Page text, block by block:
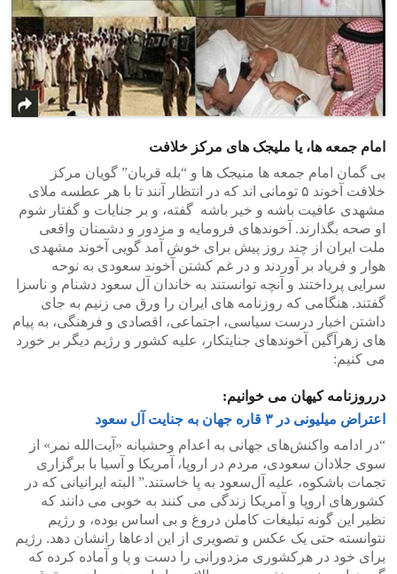
امام جمعه ها، یا ملیجک های مرکز خلافت
بی گمان امام جمعه ها منیجک ها و “بله قربان” گویان مرکز
خلافت آخوند ۵ تومانی اند که در انتظار آنند تا با هر عطسه ملای
مشهدی عافیت باشه و خیر باشه گفته، و بر جنایات و گفتار شوم
او صحه بگذارند. آخوندهای فرومایه و مزدور و دشمنان واقعی
ملت ایران از چند روز پیش برای خوش آمد گویی آخوند مشهدی
هوار و فریاد بر آوردند و در غم کشتن آخوند سعودی به نوحه
سرایی پرداختند و آنچه توانستند به خاندان آل سعود دشنام و ناسزا
گفتند. هنگامی که روزنامه های ایران را ورق می زنیم به جای
داشتن اخبار درست سیاسی، اجتماعی، اقصادی و فرهنگی، به پیام
های زهرآگین آخوندهای جنایتکار، علیه کشور و رژیم دیگر بر خورد
می کنیم:
درروزنامه کیهان می خوانیم:
اعتراض میلیونی در ۳ قاره جهان به جنایت آل سعود
“در ادامه واکنش‌های جهانی به اعدام وحشیانه «آیت‌الله نمر» از
سوی جلادان سعودی، مردم در اروپا، آمریکا و آسیا با برگزاری
تجمات باشکوه، علیه آل‌سعود به پا خاستند.” البته ایرانیانی که در
کشورهای اروپا و آمریکا زندگی می کنند به خوبی می دانند که
نظیر این گونه تبلیغات کاملن دروغ و بی اساس بوده، و رژیم
نتوانسته حتی یک عکس و تصویری از این ادعاها رانشان دهد. رژیم
برای خود در هرکشوری مزدورانی را دست و پا و آماده کرده که